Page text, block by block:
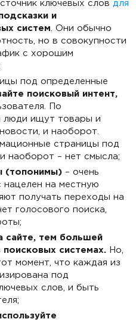
ключевых слов для
и
систем . Они обычно
но в совокупности
с хорошим
под определенные
поисковый интент,
По
люди ищут товары и
и наоборот.
страницы под
наоборот – нет смысла;
(топонимы) – очень
на местную
получать переходы на
голосового поиска,
сайте, тем большей
системах. Но,
момент, что каждая из
под
слов, и быть